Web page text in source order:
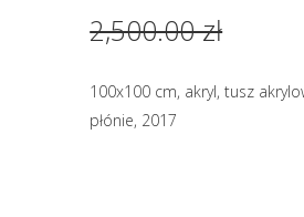
2,500.00 zł
100x100 cm, akryl, tusz
płónie, 2017